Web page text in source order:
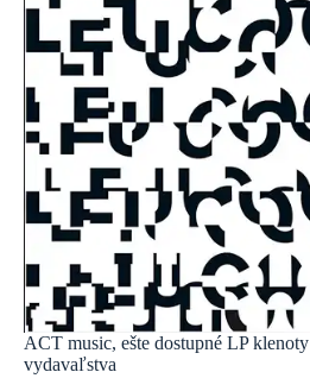
ACT music, ešte dostupné LP
vydavaľstva